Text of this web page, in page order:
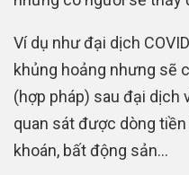
Ví dụ như đại dịch
khủng hoảng nhưng sẽ
(hợp pháp) sau đại dịch
quan sát được dòng
khoán, bất động sản…